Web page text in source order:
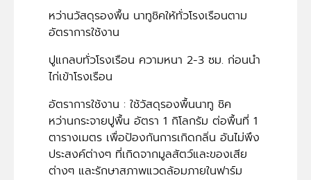
หว่านวัสดุรองพื้น นาทูชิคให้ทั่วโรงเรือนตาม
อัตราการใช้งาน
ปูแกลบทั่วโรงเรือน ความหนา 2-3 ซม. ก่อนนำ
ไก่เข้าโรงเรือน
อัตราการใช้งาน : ใช้วัสดุรองพื้นนาทู ชิค
หว่านกระจายปูพื้น อัตรา 1 กิโลกรัม ต่อพื้นที่ 1
ตารางเมตร เพื่อป้องกันการเกิดกลิ่น อันไม่พึง
ประสงค์ต่างๆ ที่เกิดจากมูลสัตว์และของเสีย
ต่างๆ และรักษาสภาพแวดล้อมภายในฟาร์ม